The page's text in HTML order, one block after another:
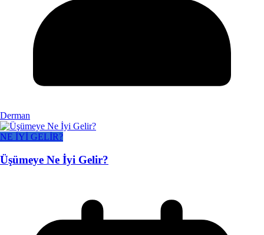
Derman
NE İYİ GELİR?
Üşümeye Ne İyi Gelir?